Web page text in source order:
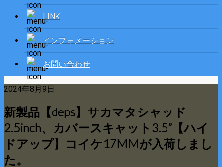
LINK
インフォメーション
お問い合わせ
2024年8月9日
新製品【deps】サカマタシャッド
2.5inch、カバースキャット3.5”【ハイ
ドアップ】コイケ17MMが入荷しまし
た。